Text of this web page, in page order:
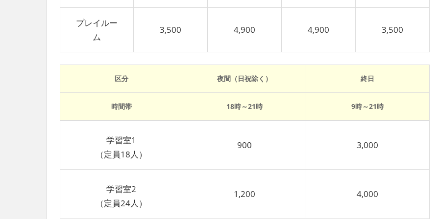
プレイルー
ム
3,500 4,900 4,900 3,500
区分 夜間（日祝除く） 終日
時間帯 18時～21時 9時～21時
学習室1
（定員18人）
900 3,000
学習室2
（定員24人）
1,200 4,000